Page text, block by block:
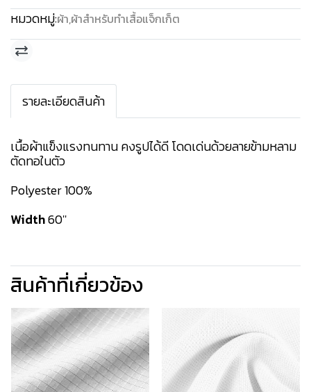
หมวดหมู่:ผ้า,ผ้าสำหรับทำเสื้อแจ็กเก็ต
รายละเอียดสินค้า
เนื้อผ้าแข็งแรงทนทาน คงรูปได้ดี โดดเด่นด้วยลายข้ามหลาม
ตัดทอในตัว
Polyester 100%
Width60''
สินค้าที่เกี่ยวข้อง